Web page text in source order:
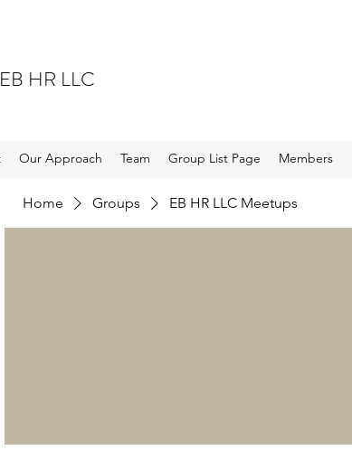
EB HR LLC
Our Approach Team Group List Page Members
Home Groups EB HR LLC Meetups